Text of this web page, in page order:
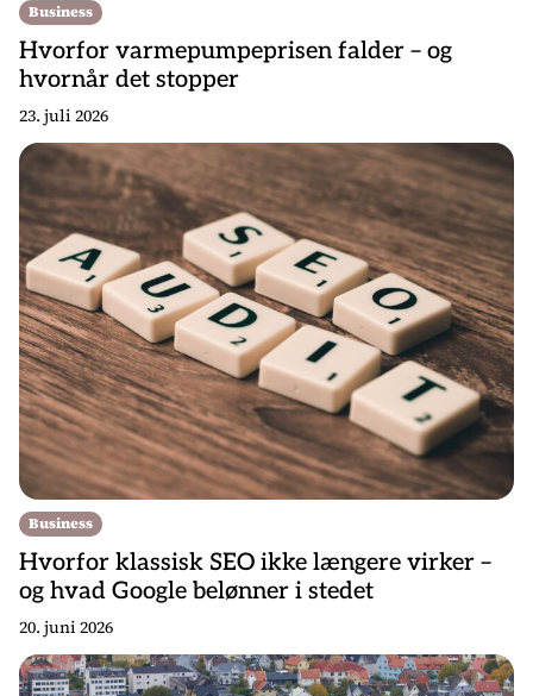
Business
Hvorfor varmepumpeprisen falder – og
hvornår det stopper
23. juli 2026
Business
Hvorfor klassisk SEO ikke længere virker –
og hvad Google belønner i stedet
20. juni 2026